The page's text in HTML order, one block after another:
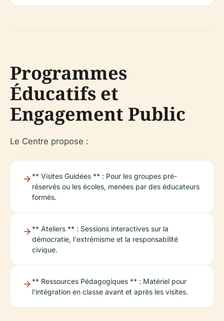
Programmes
Éducatifs et
Engagement Public
Le Centre propose :
** Visites Guidées ** : Pour les groupes pré-
réservés ou les écoles, menées par des éducateurs
formés.
** Ateliers ** : Sessions interactives sur la
démocratie, l'extrémisme et la responsabilité
civique.
** Ressources Pédagogiques ** : Matériel pour
l'intégration en classe avant et après les visites.